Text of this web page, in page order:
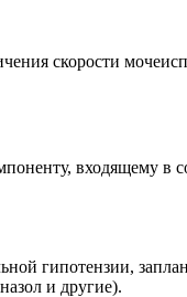
скорости
входящему в
гипотензии,
и другие).